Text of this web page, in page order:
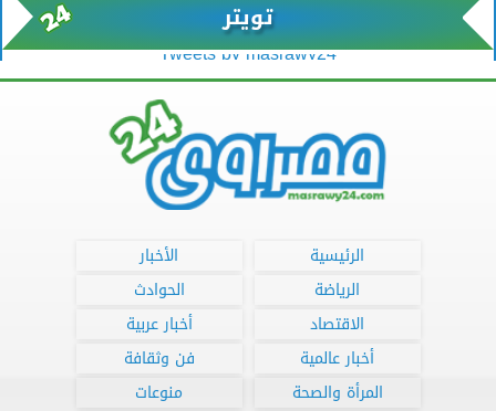
تويتر
Tweets by masrawy24
الرئيسية
الأخبار
الرياضة
الحوادث
الاقتصاد
أخبار عربية
أخبار عالمية
فن وثقافة
المرأة والصحة
منوعات